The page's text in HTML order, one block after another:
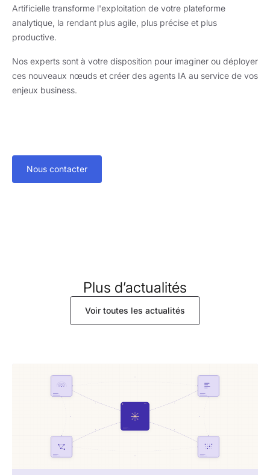
Artificielle transforme l'exploitation de votre plateforme
analytique, la rendant plus agile, plus précise et plus
productive.
Nos experts sont à votre disposition pour imaginer ou déployer
ces nouveaux nœuds et créer des agents IA au service de vos
enjeux business.
Nous contacter
Plus d’actualités
Voir toutes les actualités